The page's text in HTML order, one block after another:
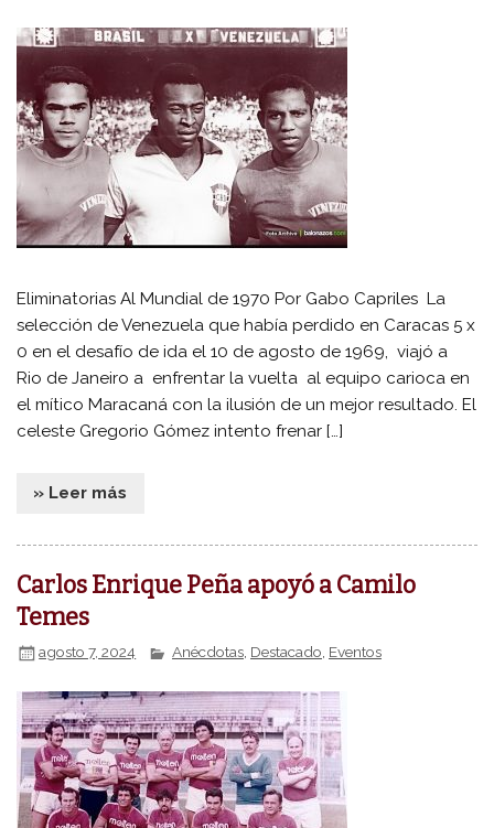
Eliminatorias Al Mundial de 1970 Por Gabo Capriles La
selección de Venezuela que había perdido en Caracas 5 x
0 en el desafío de ida el 10 de agosto de 1969, viajó a
Rio de Janeiro a enfrentar la vuelta al equipo carioca en
el mítico Maracaná con la ilusión de un mejor resultado. El
celeste Gregorio Gómez intento frenar […]
» Leer más
Carlos Enrique Peña apoyó a Camilo
Temes
agosto 7, 2024 Anécdotas, Destacado, Eventos